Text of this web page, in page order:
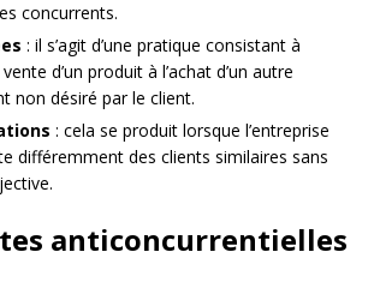
concurrents.
: il s’agit d’une pratique consistant à
d’un produit à l’achat d’un autre
non désiré par le client.
: cela se produit lorsque l’entreprise
différemment des clients similaires sans
anticoncurrentielles